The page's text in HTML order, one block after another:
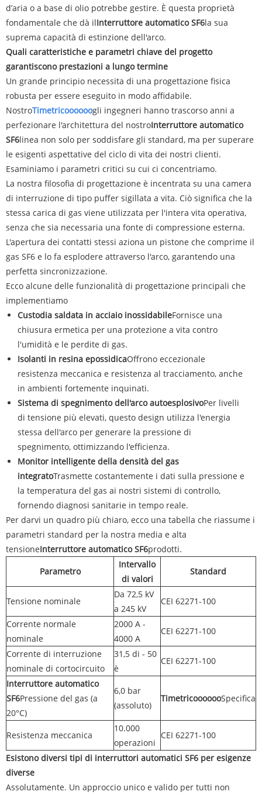
d’aria o a base di olio potrebbe gestire. È questa proprietà
fondamentale che dà ilInterruttore automatico SF6la sua
suprema capacità di estinzione dell'arco.
Quali caratteristiche e parametri chiave del progetto
garantiscono prestazioni a lungo termine
Un grande principio necessita di una progettazione fisica
robusta per essere eseguito in modo affidabile.
NostroTimetricoooooogli ingegneri hanno trascorso anni a
perfezionare l'architettura del nostroInterruttore automatico
SF6linea non solo per soddisfare gli standard, ma per superare
le esigenti aspettative del ciclo di vita dei nostri clienti.
Esaminiamo i parametri critici su cui ci concentriamo.
La nostra filosofia di progettazione è incentrata su una camera
di interruzione di tipo puffer sigillata a vita. Ciò significa che la
stessa carica di gas viene utilizzata per l'intera vita operativa,
senza che sia necessaria una fonte di compressione esterna.
L'apertura dei contatti stessi aziona un pistone che comprime il
gas SF6 e lo fa esplodere attraverso l'arco, garantendo una
perfetta sincronizzazione.
Ecco alcune delle funzionalità di progettazione principali che
implementiamo
Custodia saldata in acciaio inossidabileFornisce una
chiusura ermetica per una protezione a vita contro
l'umidità e le perdite di gas.
Isolanti in resina epossidicaOffrono eccezionale
resistenza meccanica e resistenza al tracciamento, anche
in ambienti fortemente inquinati.
Sistema di spegnimento dell'arco autoesplosivoPer livelli
di tensione più elevati, questo design utilizza l'energia
stessa dell'arco per generare la pressione di
spegnimento, ottimizzando l'efficienza.
Monitor intelligente della densità del gas
integratoTrasmette costantemente i dati sulla pressione e
la temperatura del gas ai nostri sistemi di controllo,
fornendo diagnosi sanitarie in tempo reale.
Per darvi un quadro più chiaro, ecco una tabella che riassume i
parametri standard per la nostra media e alta
tensioneInterruttore automatico SF6prodotti.
Parametro
Intervallo
di valori
Standard
Tensione nominale
Da 72,5 kV
a 245 kV
CEI 62271-100
Corrente normale
nominale
2000 A -
4000 A
CEI 62271-100
Corrente di interruzione
nominale di cortocircuito
31,5 di - 50
è
CEI 62271-100
Interruttore automatico
SF6Pressione del gas (a
20°C)
6,0 bar
(assoluto)
TimetricooooooSpecifica
Resistenza meccanica
10.000
operazioni
CEI 62271-100
Esistono diversi tipi di interruttori automatici SF6 per esigenze
diverse
Assolutamente. Un approccio unico e valido per tutti non